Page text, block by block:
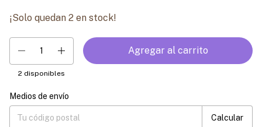
¡Solo quedan 2 en stock!
2 disponibles
Entregas para el CP:
Medios de envío
Calcular